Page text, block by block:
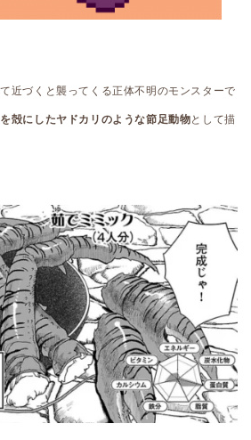
近づくと襲ってくる正体不明のモンスターで
殻にしたヤドカリのような節足動物として描